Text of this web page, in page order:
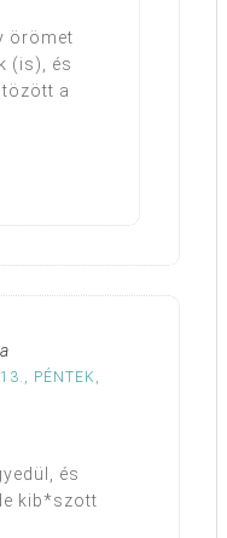
örömet
(is), és
a
PÉNTEK,
és
kib*szott